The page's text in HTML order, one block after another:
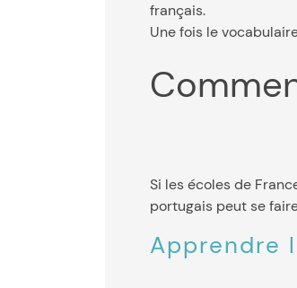
français.
Une fois le
Si les écoles de
portugais peut se
Apprendre